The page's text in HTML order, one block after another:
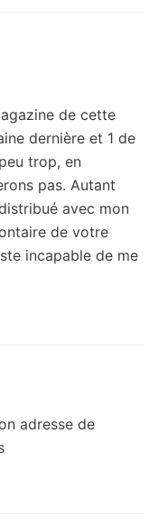
de cette
dernière et 1 de
trop, en
pas. Autant
avec mon
de votre
incapable de me
adresse de